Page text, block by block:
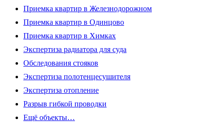
Приемка квартир в Железнодорожном
Приемка квартир в Одинцово
Приемка квартир в Химках
Экспертиза радиатора для суда
Обследования стояков
Экспертиза полотенцесушителя
Экспертиза отопление
Разрыв гибкой проводки
Ещё объекты…